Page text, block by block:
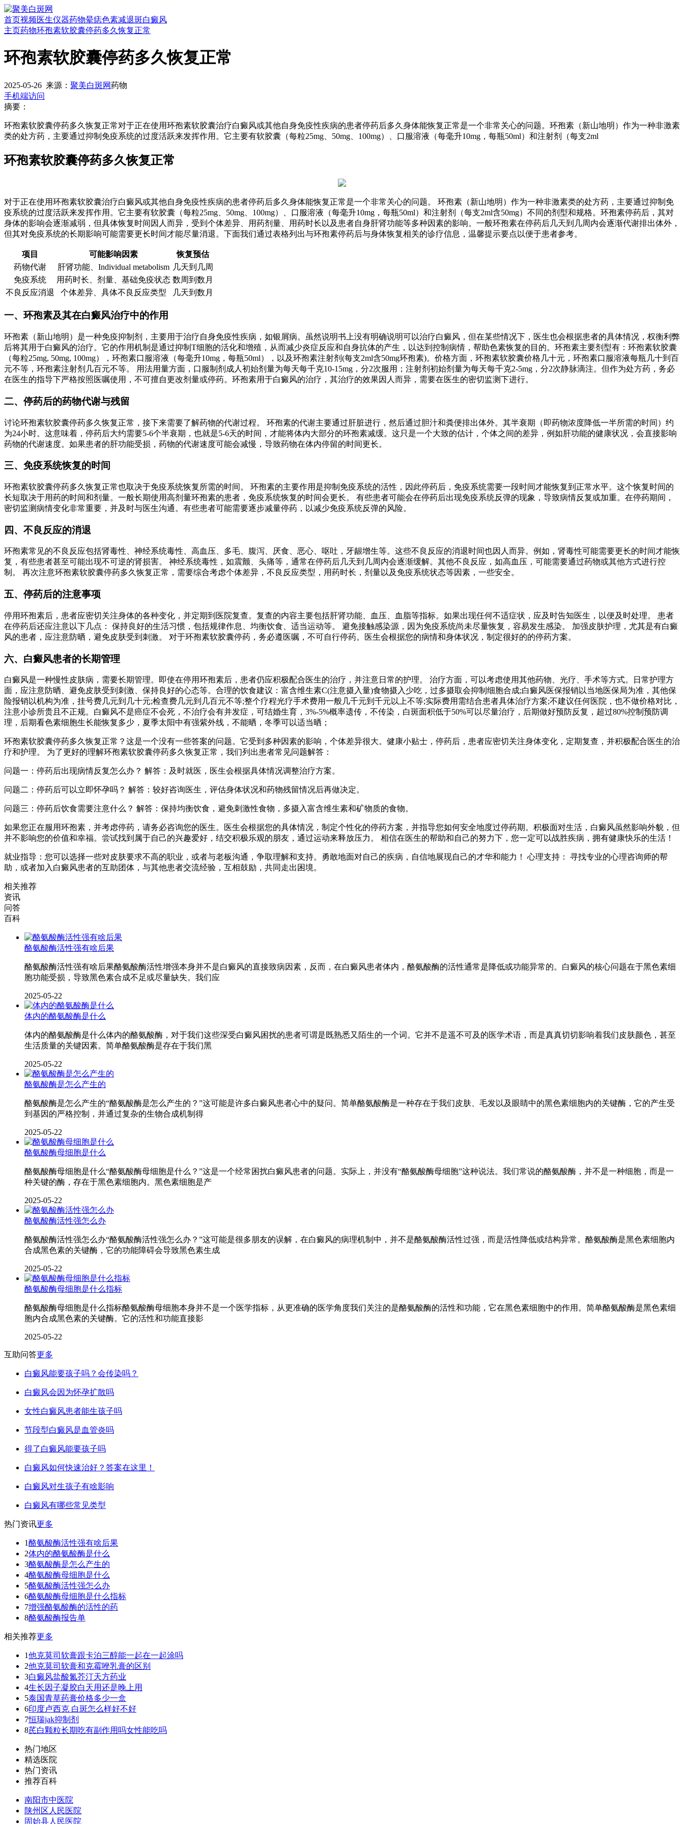
首页视频医生仪器药物晕痣色素减退斑白癜风
主页药物环孢素软胶囊停药多久恢复正常
环孢素软胶囊停药多久恢复正常
2025-05-26 来源： 聚美白斑网药物
手机端访问
摘要：
环孢素软胶囊停药多久恢复正常对于正在使用环孢素软胶囊治疗白癜风或其他自身免疫性疾病的患者停药后多久身体能恢复正常是一个非常关心的问题。环孢素（新山地明）作为一种非激素
类的处方药，主要通过抑制免疫系统的过度活跃来发挥作用。它主要有软胶囊（每粒25mg、50mg、100mg）、口服溶液（每毫升10mg，每瓶50ml）和注射剂（每支2ml
环孢素软胶囊停药多久恢复正常
对于正在使用环孢素软胶囊治疗白癜风或其他自身免疫性疾病的患者停药后多久身体能恢复正常是一个非常关心的问题。 环孢素（新山地明）作为一种非激素类的处方药，主要通过抑制免
疫系统的过度活跃来发挥作用。它主要有软胶囊（每粒25mg、50mg、100mg）、口服溶液（每毫升10mg，每瓶50ml）和注射剂（每支2ml含50mg）不同的剂型和规格。环孢素停药后，其对
身体的影响会逐渐减弱，但具体恢复时间因人而异，受到个体差异、用药剂量、用药时长以及患者自身肝肾功能等多种因素的影响。一般环孢素在停药后几天到几周内会逐渐代谢排出体外，
但其对免疫系统的长期影响可能需要更长时间才能尽量消退。下面我们通过表格列出与环孢素停药后与身体恢复相关的诊疗信息，温馨提示要点以便于患者参考。
项目 可能影响因素
恢复预估
药物代谢
肝肾功能、Individual metabolism 几天到几周
免疫系统
用药时长、剂量、基础免疫状态 数周到数月
不良反应消退
个体差异、具体不良反应类型 几天到数月
一、环孢素及其在白癜风治疗中的作用
环孢素（新山地明）是一种免疫抑制剂，主要用于治疗自身免疫性疾病，如银屑病。虽然说明书上没有明确说明可以治疗白癜风，但在某些情况下，医生也会根据患者的具体情况，权衡利弊
后将其用于白癜风的治疗。它的作用机制是通过抑制T细胞的活化和增殖，从而减少炎症反应和自身抗体的产生，以达到控制病情，帮助色素恢复的目的。环孢素主要剂型有：环孢素软胶囊
（每粒25mg, 50mg, 100mg），环孢素口服溶液（每毫升10mg，每瓶50ml），以及环孢素注射剂(每支2ml含50mg环孢素)。价格方面，环孢素软胶囊价格几十元，环孢素口服溶液每瓶几十到百
元不等，环孢素注射剂几百元不等。 用法用量方面，口服制剂成人初始剂量为每天每千克10-15mg，分2次服用；注射剂初始剂量为每天每千克2-5mg，分2次静脉滴注。但作为处方药，务必
在医生的指导下严格按照医嘱使用，不可擅自更改剂量或停药。环孢素用于白癜风的治疗，其治疗的效果因人而异，需要在医生的密切监测下进行。
二、停药后的药物代谢与残留
讨论环孢素软胶囊停药多久恢复正常，接下来需要了解药物的代谢过程。 环孢素的代谢主要通过肝脏进行，然后通过胆汁和粪便排出体外。其半衰期（即药物浓度降低一半所需的时间）约
为24小时。这意味着，停药后大约需要5-6个半衰期，也就是5-6天的时间，才能将体内大部分的环孢素减缓。这只是一个大致的估计，个体之间的差异，例如肝功能的健康状况，会直接影响
药物的代谢速度。如果患者的肝功能受损，药物的代谢速度可能会减慢，导致药物在体内停留的时间更长。
三、免疫系统恢复的时间
环孢素软胶囊停药多久恢复正常也取决于免疫系统恢复所需的时间。 环孢素的主要作用是抑制免疫系统的活性，因此停药后，免疫系统需要一段时间才能恢复到正常水平。这个恢复时间的
长短取决于用药的时间和剂量。一般长期使用高剂量环孢素的患者，免疫系统恢复的时间会更长。 有些患者可能会在停药后出现免疫系统反弹的现象，导致病情反复或加重。在停药期间，
密切监测病情变化非常重要，并及时与医生沟通。有些患者可能需要逐步减量停药，以减少免疫系统反弹的风险。
四、不良反应的消退
环孢素常见的不良反应包括肾毒性、神经系统毒性、高血压、多毛、腹泻、厌食、恶心、呕吐，牙龈增生等。这些不良反应的消退时间也因人而异。例如，肾毒性可能需要更长的时间才能恢
复，有些患者甚至可能出现不可逆的肾损害。 神经系统毒性，如震颤、头痛等，通常在停药后几天到几周内会逐渐缓解。其他不良反应，如高血压，可能需要通过药物或其他方式进行控
制。 再次注意环孢素软胶囊停药多久恢复正常，需要综合考虑个体差异，不良反应类型，用药时长，剂量以及免疫系统状态等因素，一些安全。
五、停药后的注意事项
停用环孢素后，患者应密切关注身体的各种变化，并定期到医院复查。复查的内容主要包括肝肾功能、血压、血脂等指标。如果出现任何不适症状，应及时告知医生，以便及时处理。 患者
在停药后还应注意以下几点： 保持良好的生活习惯，包括规律作息、均衡饮食、适当运动等。 避免接触感染源，因为免疫系统尚未尽量恢复，容易发生感染。 加强皮肤护理，尤其是有白癜
风的患者，应注意防晒，避免皮肤受到刺激。 对于环孢素软胶囊停药，务必遵医嘱，不可自行停药。医生会根据您的病情和身体状况，制定很好的的停药方案。
六、白癜风患者的长期管理
白癜风是一种慢性皮肤病，需要长期管理。即使在停用环孢素后，患者仍应积极配合医生的治疗，并注意日常的护理。 治疗方面，可以考虑使用其他药物、光疗、手术等方式。日常护理方
面，应注意防晒、避免皮肤受到刺激、保持良好的心态等。合理的饮食建议：富含维生素C(注意摄入量)食物摄入少吃，过多摄取会抑制细胞合成;白癜风医保报销以当地医保局为准，其他保
险报销以机构为准，挂号费几元到几十元;检查费几元到几百元不等;整个疗程光疗手术费用一般几千元到千元以上不等;实际费用需结合患者具体治疗方案;不建议任何医院，也不做价格对比，
注意小诊所贵且不正规。白癜风不是癌症不会死，不治疗会有并发症，可结婚生育，3%-5%概率遗传，不传染，白斑面积低于50%可以尽量治疗，后期做好预防反复，超过80%控制预防调
理，后期看色素细胞生长能恢复多少，夏季太阳中有强紫外线，不能晒，冬季可以适当晒；
环孢素软胶囊停药多久恢复正常？这是一个没有一些答案的问题。它受到多种因素的影响，个体差异很大。健康小贴士，停药后，患者应密切关注身体变化，定期复查，并积极配合医生的治
疗和护理。 为了更好的理解环孢素软胶囊停药多久恢复正常，我们列出患者常见问题解答：
问题一：停药后出现病情反复怎么办？ 解答：及时就医，医生会根据具体情况调整治疗方案。
问题二：停药后可以立即怀孕吗？ 解答：较好咨询医生，评估身体状况和药物残留情况后再做决定。
问题三：停药后饮食需要注意什么？ 解答：保持均衡饮食，避免刺激性食物，多摄入富含维生素和矿物质的食物。
如果您正在服用环孢素，并考虑停药，请务必咨询您的医生。医生会根据您的具体情况，制定个性化的停药方案，并指导您如何安全地度过停药期。积极面对生活，白癜风虽然影响外貌，但
并不影响您的价值和幸福。尝试找到属于自己的兴趣爱好，结交积极乐观的朋友，通过运动来释放压力。 相信在医生的帮助和自己的努力下，您一定可以战胜疾病，拥有健康快乐的生活！
就业指导：您可以选择一些对皮肤要求不高的职业，或者与老板沟通，争取理解和支持。勇敢地面对自己的疾病，自信地展现自己的才华和能力！ 心理支持： 寻找专业的心理咨询师的帮
助，或者加入白癜风患者的互助团体，与其他患者交流经验，互相鼓励，共同走出困境。
相关推荐
资讯
问答
百科
酪氨酸酶活性强有啥后果
酪氨酸酶活性强有啥后果酪氨酸酶活性增强本身并不是白癜风的直接致病因素，反而，在白癜风患者体内，酪氨酸酶的活性通常是降低或功能异常的。白癜风的核心问题在于黑色素细
胞功能受损，导致黑色素合成不足或尽量缺失。我们应
2025-05-22
体内的酪氨酸酶是什么
体内的酪氨酸酶是什么体内的酪氨酸酶，对于我们这些深受白癜风困扰的患者可谓是既熟悉又陌生的一个词。它并不是遥不可及的医学术语，而是真真切切影响着我们皮肤颜色，甚至
生活质量的关键因素。简单酪氨酸酶是存在于我们黑
2025-05-22
酪氨酸酶是怎么产生的
酪氨酸酶是怎么产生的“酪氨酸酶是怎么产生的？”这可能是许多白癜风患者心中的疑问。简单酪氨酸酶是一种存在于我们皮肤、毛发以及眼睛中的黑色素细胞内的关键酶，它的产生受
到基因的严格控制，并通过复杂的生物合成机制得
2025-05-22
酪氨酸酶母细胞是什么
酪氨酸酶母细胞是什么“酪氨酸酶母细胞是什么？”这是一个经常困扰白癜风患者的问题。实际上，并没有“酪氨酸酶母细胞”这种说法。我们常说的酪氨酸酶，并不是一种细胞，而是一
种关键的酶，存在于黑色素细胞内。黑色素细胞是产
2025-05-22
酪氨酸酶活性强怎么办
酪氨酸酶活性强怎么办“酪氨酸酶活性强怎么办？”这可能是很多朋友的误解，在白癜风的病理机制中，并不是酪氨酸酶活性过强，而是活性降低或结构异常。酪氨酸酶是黑色素细胞内
合成黑色素的关键酶，它的功能障碍会导致黑色素生成
2025-05-22
酪氨酸酶母细胞是什么指标
酪氨酸酶母细胞是什么指标酪氨酸酶母细胞本身并不是一个医学指标，从更准确的医学角度我们关注的是酪氨酸酶的活性和功能，它在黑色素细胞中的作用。简单酪氨酸酶是黑色素细
胞内合成黑色素的关键酶。它的活性和功能直接影
2025-05-22
互助问答更多
白癜风能要孩子吗？会传染吗？
白癜风会因为怀孕扩散吗
女性白癜风患者能生孩子吗
节段型白癜风是血管炎吗
得了白癜风能要孩子吗
白癜风如何快速治好？答案在这里！
白癜风对生孩子有啥影响
白癜风有哪些常见类型
热门资讯更多
1酪氨酸酶活性强有啥后果
2体内的酪氨酸酶是什么
3酪氨酸酶是怎么产生的
4酪氨酸酶母细胞是什么
5酪氨酸酶活性强怎么办
6酪氨酸酶母细胞是什么指标
7增强酪氨酸酶的活性的药
8酪氨酸酶报告单
相关推荐更多
1他克莫司软膏跟卡泊三醇能一起在一起涂吗
2他克莫司软膏和克霉唑乳膏的区别
3白癜风盐酸氮芥汀天方药业
4生长因子凝胶白天用还是晚上用
5泰国青草药膏价格多少一盒
6印度卢西克 白斑怎么样好不好
7恒瑞jak抑制剂
8芪白颗粒长期吃有副作用吗女性能吃吗
热门地区
精选医院
热门资讯
推荐百科
南阳市中医院
陕州区人民医院
固始县人民医院